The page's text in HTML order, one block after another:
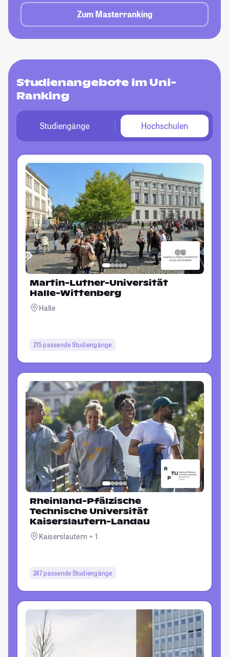
Zum Masterranking
Studienangebote im Uni-
Ranking
Studiengänge Hochschulen
Martin-Luther-Universität
Halle-Wittenberg
Halle
215 passende Studiengänge
Rheinland-Pfälzische
Technische Universität
Kaiserslautern-Landau
Kaiserslautern + 1
247 passende Studiengänge